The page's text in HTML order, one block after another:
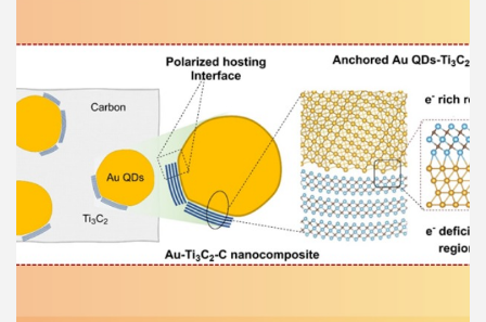
simple oxides: Al2O3:Cr”的研究
论文。论文第一作者为深圳大学
23级硕士生方子奕和张祺安,东南
大学潘孝凤博士。论文通讯作者
为深圳大学教授彭登峰，东南大
学教授巨明刚，华南理工大学教
授甘久林和香港城市大学教授王
锋，深圳大学为第一作者单位和
第一通讯单位。....
贝叶斯量子频率估计方案，有效
解决了纠缠增强量子传感器在高
精度与高动态范围之间难以兼顾
的难题。相关研究成果发表在中
国科学院物理学一区TOP期刊
Science China Physics,
Mechanics & Astronomy上，并
被该刊的研究亮点（R...